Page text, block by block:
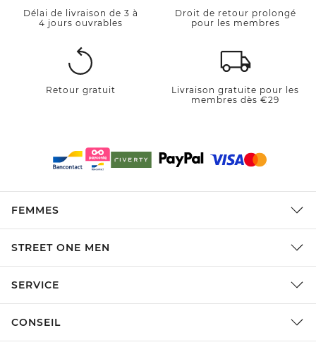
Délai de livraison de 3 à
4 jours ouvrables
Droit de retour prolongé
pour les membres
Retour gratuit
Livraison gratuite pour les
membres dès €29
FEMMES
STREET ONE MEN
SERVICE
CONSEIL